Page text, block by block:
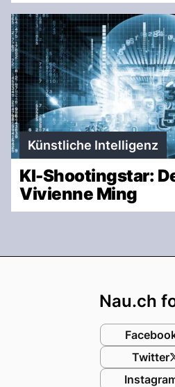
Künstliche Intelligenz
KI-Shootingstar:
Vivienne Ming
Nau.ch
Twitter